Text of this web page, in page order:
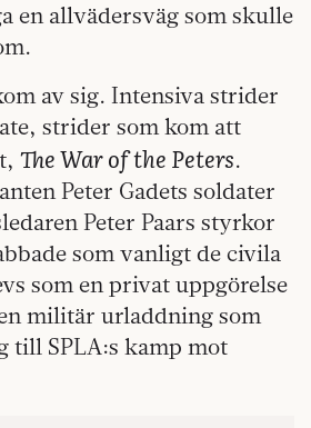
en allvädersväg som skulle
av sig. Intensiva strider
strider som kom att
The War of the Peters.
Peter Gadets soldater
Peter Paars styrkor
som vanligt de civila
som en privat uppgörelse
militär urladdning som
till SPLA:s kamp mot